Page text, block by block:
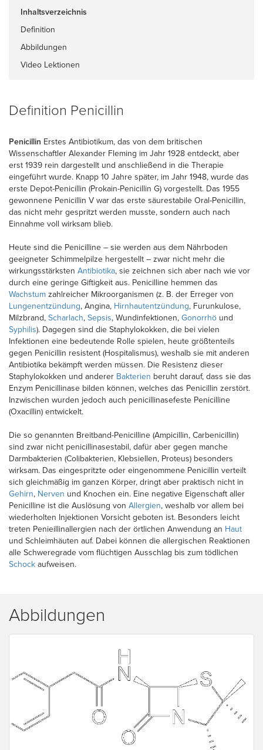
Inhaltsverzeichnis
Definition
Abbildungen
Video Lektionen
Definition Penicillin
Penicillin Erstes Antibiotikum, das von dem britischen
Wissenschaftler Alexander Fleming im Jahr 1928 entdeckt, aber
erst 1939 rein dargestellt und anschließend in die Therapie
eingeführt wurde. Knapp 10 Jahre später, im Jahr 1948, wurde das
erste Depot-Penicillin (Prokain-Penicillin G) vorgestellt. Das 1955
gewonnene Penicillin V war das erste säurestabile Oral-Penicillin,
das nicht mehr gespritzt werden musste, sondern auch nach
Einnahme voll wirksam blieb.
Heute sind die Penicilline – sie werden aus dem Nährboden
geeigneter Schimmelpilze hergestellt – zwar nicht mehr die
wirkungsstärksten Antibiotika, sie zeichnen sich aber nach wie vor
durch eine geringe Giftigkeit aus. Penicilline hemmen das
Wachstum zahlreicher Mikroorganismen (z. B. der Erreger von
Lungenentzündung, Angina, Hirnhautentzündung, Furunkulose,
Milzbrand, Scharlach, Sepsis, Wundinfektionen, Gonorrhö und
Syphilis). Dagegen sind die Staphylokokken, die bei vielen
Infektionen eine bedeutende Rolle spielen, heute größtenteils
gegen Penicillin resistent (Hospitalismus), weshalb sie mit anderen
Antibiotika bekämpft werden müssen. Die Resistenz dieser
Staphylokokken und anderer Bakterien beruht darauf, dass sie das
Enzym Penicillinase bilden können, welches das Penicillin zerstört.
Inzwischen wurden jedoch auch penicillinasefeste Penicilline
(Oxacillin) entwickelt.
Die so genannten Breitband-Penicilline (Ampicillin, Carbenicillin)
sind zwar nicht penicillinasestabil, dafür aber gegen manche
Darmbakterien (Colibakterien, Klebsiellen, Proteus) besonders
wirksam. Das eingespritzte oder eingenommene Penicillin verteilt
sich gleichmäßig im ganzen Körper, dringt aber praktisch nicht in
Gehirn, Nerven und Knochen ein. Eine negative Eigenschaft aller
Penicilline ist die Auslösung von Allergien, weshalb vor allem bei
wiederholten Injektionen Vorsicht geboten ist. Besonders leicht
treten Penieillinallergien nach der örtlichen Anwendung an Haut
und Schleimhäuten auf. Dabei können die allergischen Reaktionen
alle Schweregrade vom flüchtigen Ausschlag bis zum tödlichen
Schock aufweisen.
Abbildungen